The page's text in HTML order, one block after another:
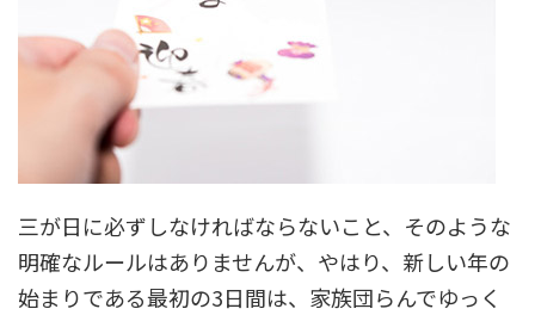
三が日に必ずしなければならないこと、そのような
明確なルールはありませんが、やはり、新しい年の
始まりである最初の3日間は、家族団らんでゆっく